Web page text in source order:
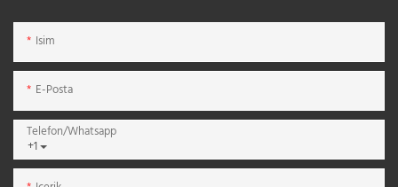
Isim
E-Posta
+1
Telefon/whatsapp